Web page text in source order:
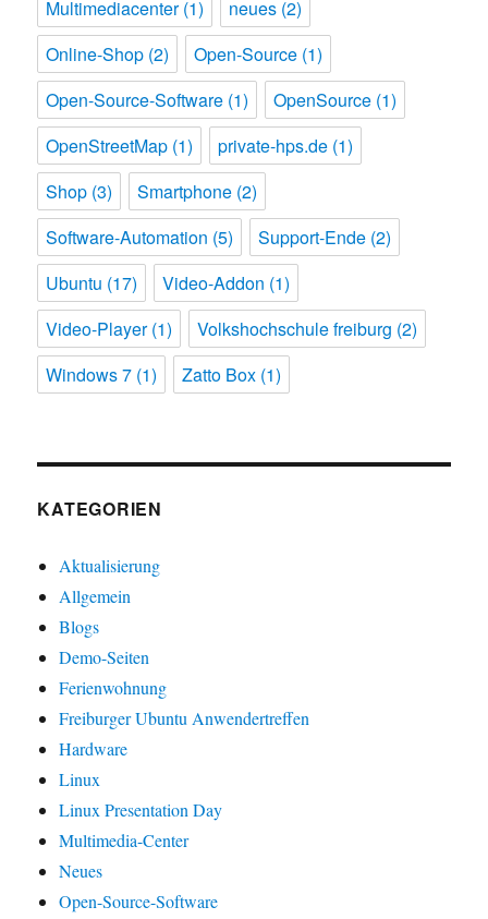
Multimediacenter(1) neues (2)
Online-Shop (2) Open-Source (1)
Open-Source-Software (1) OpenSource (1)
OpenStreetMap (1) private-hps.de (1)
Shop (3) Smartphone (2)
Software-Automation (5) Support-Ende (2)
Ubuntu (17) Video-Addon (1)
Video-Player(1) Volkshochschule freiburg (2)
Windows 7 (1) Zatto Box (1)
KATEGORIEN
Aktualisierung
Allgemein
Blogs
Demo-Seiten
Ferienwohnung
Freiburger Ubuntu Anwendertreffen
Hardware
Linux
Linux Presentation Day
Multimedia-Center
Neues
Open-Source-Software